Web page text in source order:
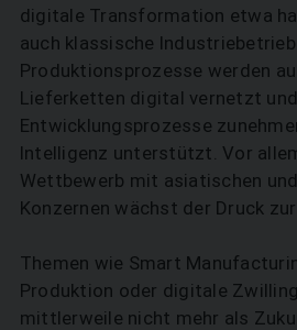
digitale Transformation etwa
auch klassische
Produktionsprozesse werden
Lieferketten digital vernetzt und
Entwicklungsprozesse
Intelligenz unterstützt. Vor
Wettbewerb mit asiatischen
Konzernen wächst der Druck
Themen wie Smart
Produktion oder digitale
mittlerweile nicht mehr als